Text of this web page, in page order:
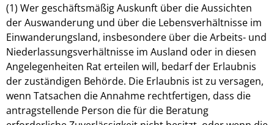
(1) Wer geschäftsmäßig Auskunft über die Aussichten
der Auswanderung und über die Lebensverhältnisse im
Einwanderungsland, insbesondere über die Arbeits- und
Niederlassungsverhältnisse im Ausland oder in diesen
Angelegenheiten Rat erteilen will, bedarf der Erlaubnis
der zuständigen Behörde. Die Erlaubnis ist zu versagen,
wenn Tatsachen die Annahme rechtfertigen, dass die
antragstellende Person die für die Beratung